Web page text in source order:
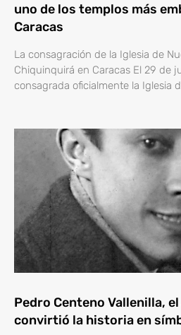
uno de los templos más
Caracas
La consagración de la Iglesia de
Chiquinquirá en Caracas El 29 de
consagrada oficialmente la Iglesia
Pedro Centeno Vallenilla,
convirtió la historia en